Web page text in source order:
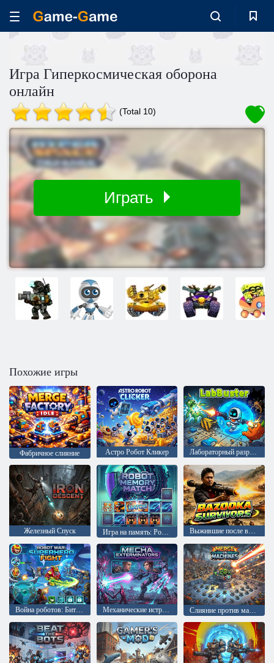
Игра Гиперкосмическая оборона
онлайн
(Total 10)
Играть
Похожие игры
Фабричное слияние Астро Робот Кликер Лабораторный разрушитель
Железный Спуск Игра на память: Робот Выжившие после взрыва базуки
Война роботов: Битва супергероев Механические истребители Слияние против машин